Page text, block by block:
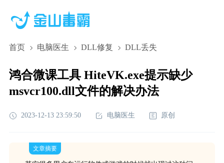
首页 电脑医生 DLL修复 DLL丢失
鸿合微课工具 HiteVK.exe提示缺少
msvcr100.dll文件的解决办法
2023-12-13 23:59:50 电脑医生 原创
文章摘要